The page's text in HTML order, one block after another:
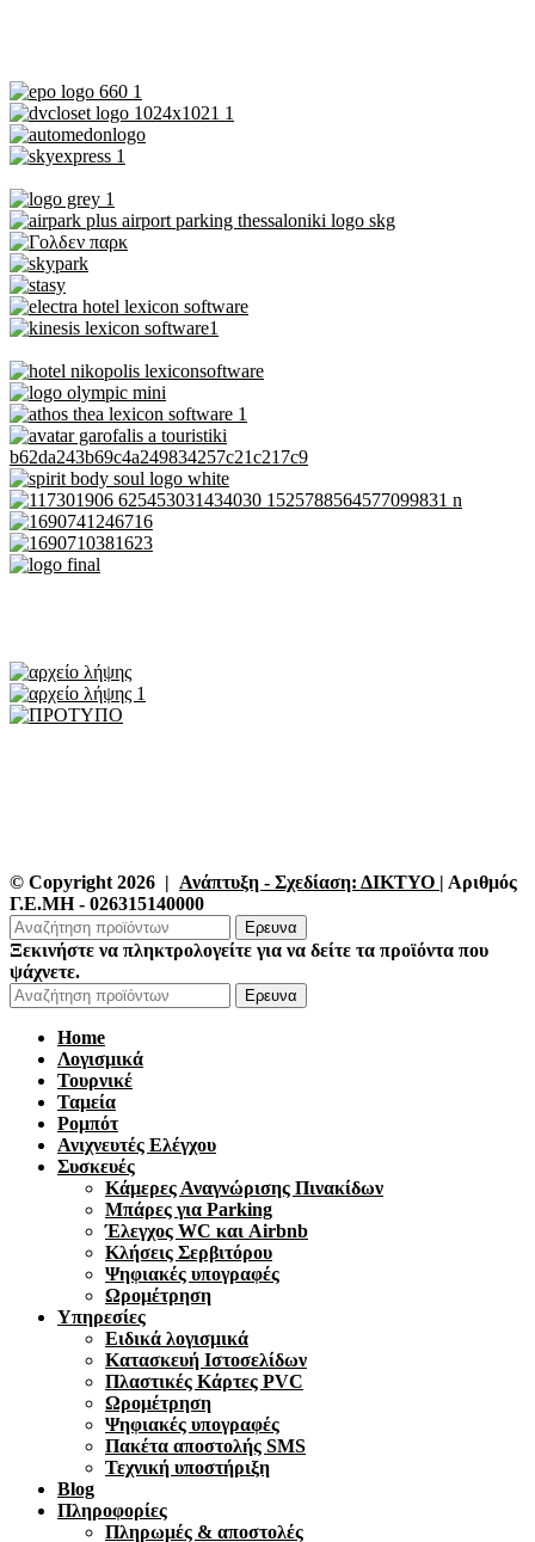
© Copyright 2026 | Ανάπτυξη - Σχεδίαση: ΔΙΚΤΥΟ | Αριθμός
Γ.Ε.ΜΗ - 026315140000
Ερευνα
Ξεκινήστε να πληκτρολογείτε για να δείτε τα προϊόντα που
ψάχνετε.
Ερευνα
Home
Λογισμικά
Τουρνικέ
Ταμεία
Ρομπότ
Ανιχνευτές Ελέγχου
Συσκευές
Κάμερες Αναγνώρισης Πινακίδων
Μπάρες για Parking
Έλεγχος WC και Airbnb
Κλήσεις Σερβιτόρου
Ψηφιακές υπογραφές
Ωρομέτρηση
Υπηρεσίες
Ειδικά λογισμικά
Κατασκευή Ιστοσελίδων
Πλαστικές Κάρτες PVC
Ωρομέτρηση
Ψηφιακές υπογραφές
Πακέτα αποστολής SMS
Τεχνική υποστήριξη
Blog
Πληροφορίες
Πληρωμές & αποστολές